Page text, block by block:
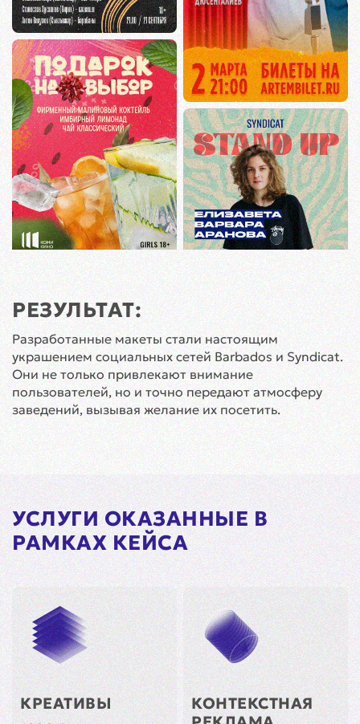
РЕЗУЛЬТАТ:
Разработанные макеты стали настоящим
украшением социальных сетей Barbados и Syndicat.
Они не только привлекают внимание
пользователей, но и точно передают атмосферу
заведений, вызывая желание их посетить.
УСЛУГИ ОКАЗАННЫЕ В
РАМКАХ КЕЙСА
КРЕАТИВЫ
КОНТЕКСТНАЯ